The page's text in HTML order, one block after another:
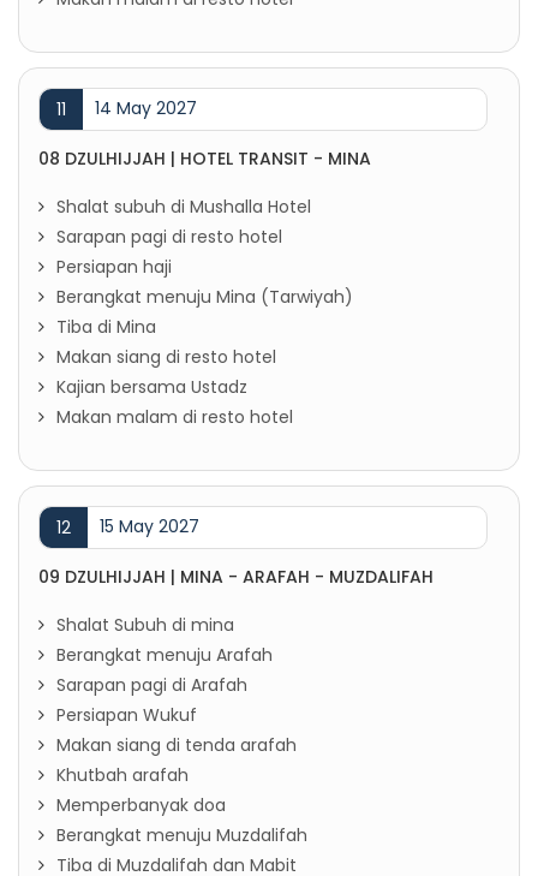
11 14 May 2027
08 DZULHIJJAH | HOTEL TRANSIT - MINA
Shalat subuh di Mushalla Hotel
Sarapan pagi di resto hotel
Persiapan haji
Berangkat menuju Mina (Tarwiyah)
Tiba di Mina
Makan siang di resto hotel
Kajian bersama Ustadz
Makan malam di resto hotel
12 15 May 2027
09 DZULHIJJAH | MINA - ARAFAH - MUZDALIFAH
Shalat Subuh di mina
Berangkat menuju Arafah
Sarapan pagi di Arafah
Persiapan Wukuf
Makan siang di tenda arafah
Khutbah arafah
Memperbanyak doa
Berangkat menuju Muzdalifah
Tiba di Muzdalifah dan Mabit